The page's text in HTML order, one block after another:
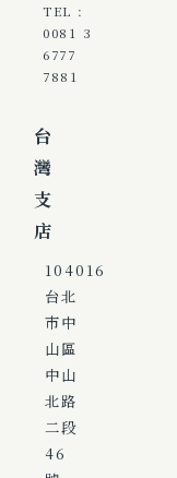
TEL :
0081 3
6777
7881
台
灣
支
店
104016
台北
市中
山區
中山
北路
二段
46